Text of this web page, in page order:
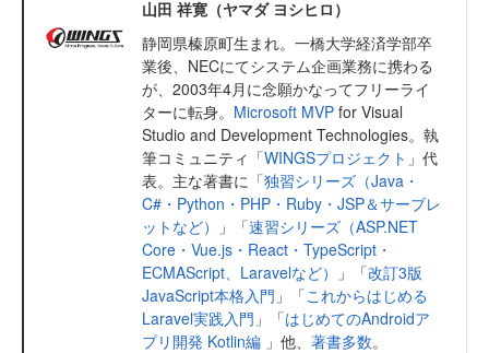
山田 祥寛（ヤマダ ヨシヒロ）
静岡県榛原町生まれ。一橋大学経済学部卒
業後、NECにてシステム企画業務に携わる
が、2003年4月に念願かなってフリーライ
ターに転身。 Microsoft MVP for Visual
Studio and Development Technologies。執
筆コミュニティ「WINGSプロジェクト 」代
表。主な著書に「独習シリーズ（Java・
C#・Python・PHP・Ruby・JSP＆サーブレ
ットなど）
」「速習シリーズ（ASP.NET
Core・Vue.js・React・TypeScript・
ECMAScript、Laravelなど）
」「改訂3版
JavaScript本格入門 」「これからはじめる
Laravel実践入門 」「はじめてのAndroidア
プリ開発 Kotlin編 」他、 著書多数。